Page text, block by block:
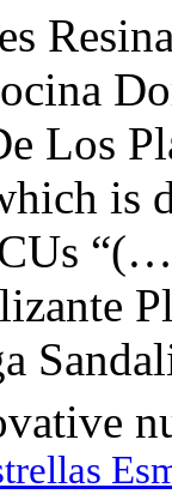
Los